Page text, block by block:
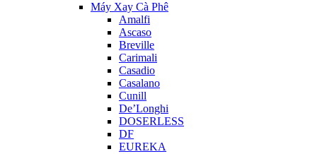
Máy Xay Cà Phê
Amalfi
Ascaso
Breville
Carimali
Casadio
Casalano
Cunill
De’Longhi
DOSERLESS
DF
EUREKA